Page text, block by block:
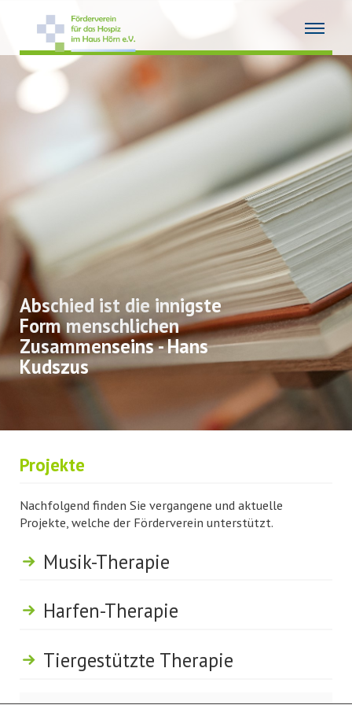
Abschied ist die innigste
Form menschlichen
Zusammenseins - Hans
Kudszus
Projekte
Nachfolgend finden Sie vergangene und aktuelle
Projekte, welche der Förderverein unterstützt.
Musik-Therapie
Harfen-Therapie
Tiergestützte Therapie